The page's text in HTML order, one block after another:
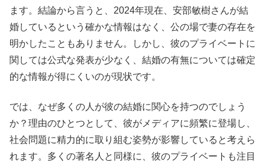
ます。結論から言うと、2024年現在、安部敏樹さんが結
婚しているという確かな情報はなく、公の場で妻の存在を
明かしたこともありません。しかし、彼のプライベートに
関しては公式な発表が少なく、結婚の有無については確定
的な情報が得にくいのが現状です。
では、なぜ多くの人が彼の結婚に関心を持つのでしょう
か？理由のひとつとして、彼がメディアに頻繁に登場し、
社会問題に精力的に取り組む姿勢が影響していると考えら
れます。多くの著名人と同様に、彼のプライベートも注目